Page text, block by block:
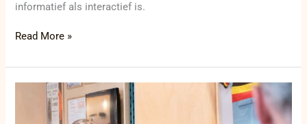
informatief als interactief is.
Read More »
KOERS-
museum